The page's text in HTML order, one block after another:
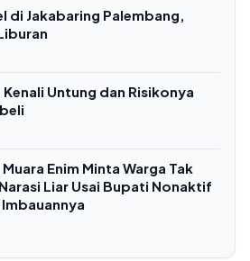
di Jakabaring Palembang,
Kenali Untung dan Risikonya
Muara Enim Minta Warga Tak
Liar Usai Bupati Nonaktif